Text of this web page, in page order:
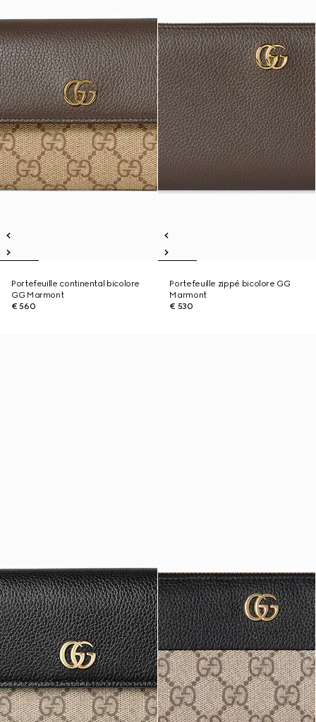
Portefeuille continental bicolore
GG Marmont
€ 560
Portefeuille zippé bicolore GG
Marmont
€ 530